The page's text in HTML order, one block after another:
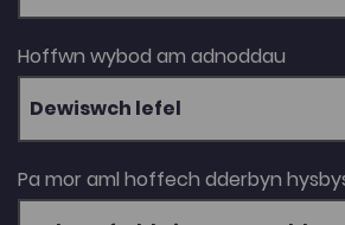
Hoffwn wybod am adnoddau
Dewiswch lefel
Pa mor aml hoffech dderbyn